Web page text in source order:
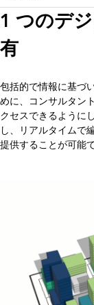
1 つのデ
有
包括的で情報に基づ
めに、コンサルタン
クセスできるように
し、リアルタイムで
提供することが可能